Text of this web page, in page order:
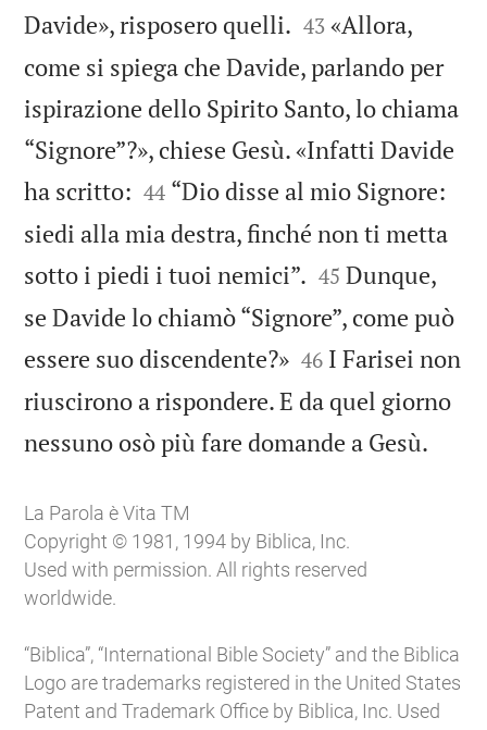
Davide», risposero quelli. 

43 «Allora,
come si spiega che Davide, parlando per
ispirazione dello Spirito Santo, lo chiama
“Signore”?», chiese Gesù. «Infatti Davide
ha scritto: 

44 “Dio disse al mio Signore:
siedi alla mia destra, finché non ti metta
sotto i piedi i tuoi nemici”. 

45 Dunque,
se Davide lo chiamò “Signore”, come può
essere suo discendente?»
46 I Farisei non
riuscirono a rispondere. E da quel giorno
nessuno osò più fare domande a Gesù.
La Parola è Vita TM
Copyright © 1981, 1994 by Biblica, Inc.
Used with permission. All rights reserved
worldwide.
“Biblica”, “International Bible Society” and the Biblica
Logo are trademarks registered in the United States
Patent and Trademark Office by Biblica, Inc. Used